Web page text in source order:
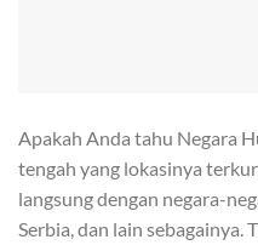
Apakah Anda tahu Negara
tengah yang lokasinya
langsung dengan negara-
Serbia, dan lain sebagainya.